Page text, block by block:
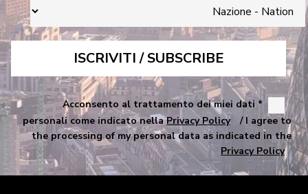
* Acconsento al trattamento dei miei dati
personali come indicato nellaPrivacy Policy
/ I agree to
the processing of my personal data as indicated in the
Privacy Policy